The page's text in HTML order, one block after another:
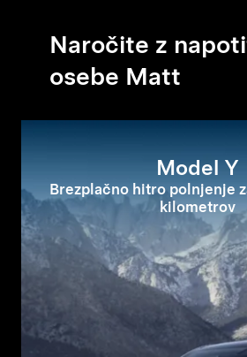
Naročite z
osebe Matt
Model Y
Brezplačno hitro polnjenje
kilometrov